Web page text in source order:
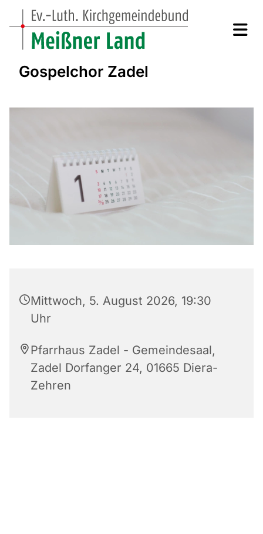
Gospelchor Zadel
Mittwoch, 5. August 2026, 19:30
Uhr
Pfarrhaus Zadel - Gemeindesaal,
Zadel Dorfanger 24, 01665 Diera-
Zehren